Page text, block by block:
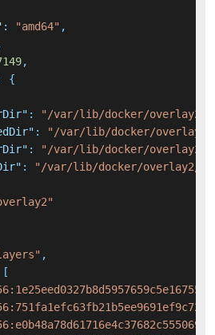
: "amd64" ,
,
{
:
"/var/lib/docker/overlay2/
:
"/var/lib/docker/overlay2/
:
"/var/lib/docker/overlay2/
:
"/var/lib/docker/overlay2/
,
[